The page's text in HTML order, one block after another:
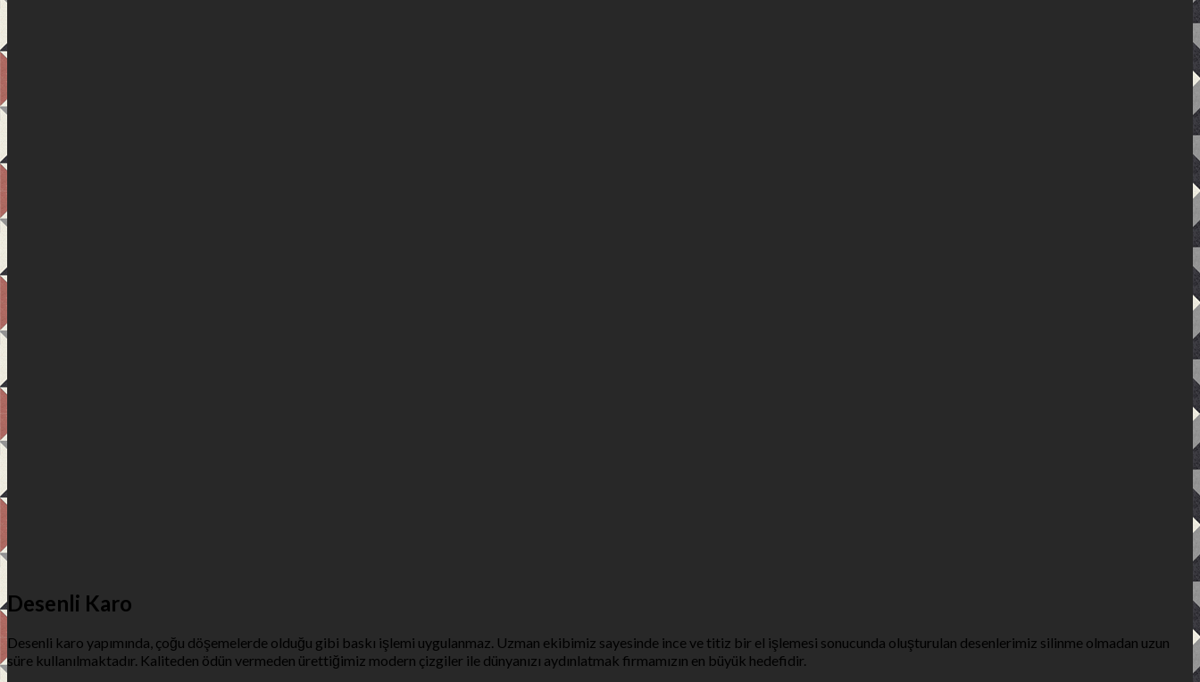
Desenli Karo
Desenli karo yapımında, çoğu döşemelerde olduğu gibi baskı işlemi uygulanmaz. Uzman ekibimiz sayesinde ince ve titiz bir el işlemesi sonucunda oluşturulan desenlerimiz silinme olmadan uzun
süre kullanılmaktadır. Kaliteden ödün vermeden ürettiğimiz modern çizgiler ile dünyanızı aydınlatmak firmamızın en büyük hedefidir.